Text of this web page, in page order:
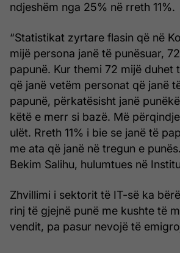
ndjeshëm nga 25% në rreth 11%.
“Statistikat zyrtare flasin që në
mijë persona janë të punësuar,
papunë. Kur themi 72 mijë duhet
që janë vetëm personat që janë
papunë, përkatësisht janë
këtë e merr si bazë. Më
ulët. Rreth 11% i bie se janë të
me ata që janë në tregun e
Bekim Salihu, hulumtues në
Zhvillimi i sektorit të IT-së ka
rinj të gjejnë punë me kushte të
vendit, pa pasur nevojë të